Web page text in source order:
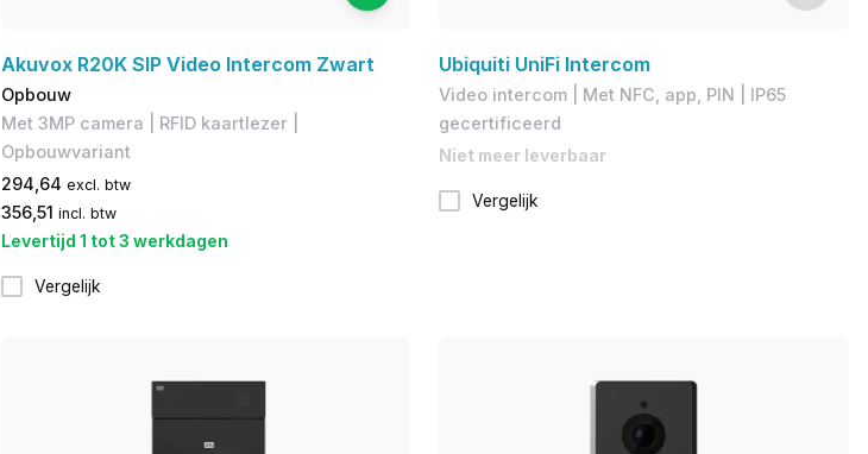
Akuvox R20K SIP Video Intercom Zwart
Opbouw
Met 3MP camera | RFID kaartlezer |
Opbouwvariant
294,64 excl. btw
356,51 incl. btw
Levertijd 1 tot 3 werkdagen
Vergelijk
Ubiquiti UniFi Intercom
Video intercom | Met NFC, app, PIN | IP65
gecertificeerd
Niet meer leverbaar
Vergelijk